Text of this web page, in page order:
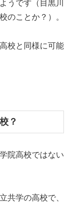
うです（目黒川
のことか？）。
校と同様に可能
？
院高校ではない
共学の高校で、